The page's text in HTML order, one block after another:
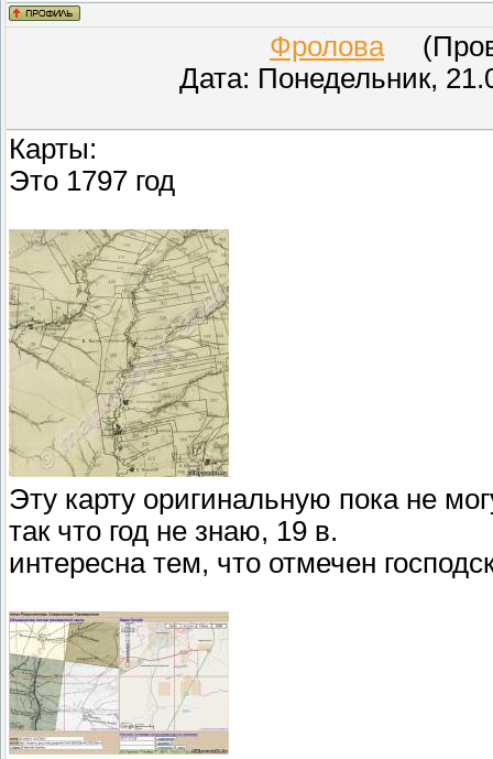
Фролова
Дата: Понедельник,
Карты:
Это 1797 год
Эту карту оригинальную пока не
так что год не знаю, 19 в.
интересна тем, что отмечен